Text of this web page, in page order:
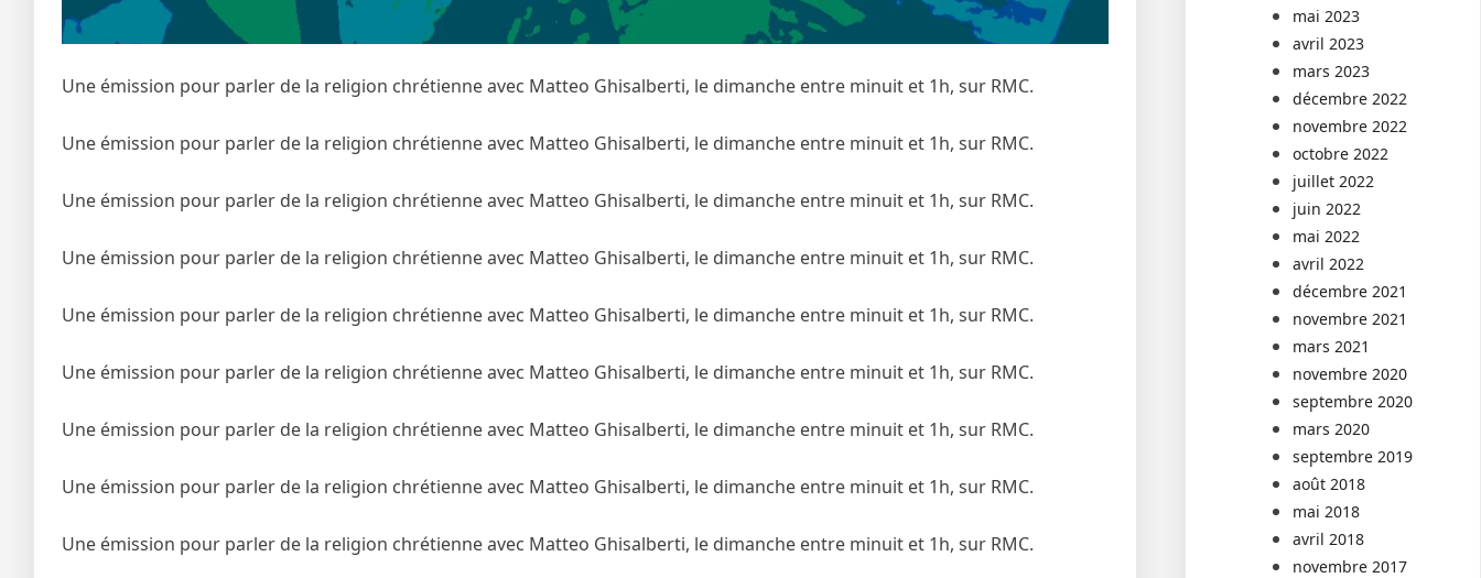
Une émission pour parler de la religion chrétienne avec Matteo Ghisalberti, le dimanche entre minuit et 1h, sur RMC.
Une émission pour parler de la religion chrétienne avec Matteo Ghisalberti, le dimanche entre minuit et 1h, sur RMC.
Une émission pour parler de la religion chrétienne avec Matteo Ghisalberti, le dimanche entre minuit et 1h, sur RMC.
Une émission pour parler de la religion chrétienne avec Matteo Ghisalberti, le dimanche entre minuit et 1h, sur RMC.
Une émission pour parler de la religion chrétienne avec Matteo Ghisalberti, le dimanche entre minuit et 1h, sur RMC.
Une émission pour parler de la religion chrétienne avec Matteo Ghisalberti, le dimanche entre minuit et 1h, sur RMC.
Une émission pour parler de la religion chrétienne avec Matteo Ghisalberti, le dimanche entre minuit et 1h, sur RMC.
Une émission pour parler de la religion chrétienne avec Matteo Ghisalberti, le dimanche entre minuit et 1h, sur RMC.
Une émission pour parler de la religion chrétienne avec Matteo Ghisalberti, le dimanche entre minuit et 1h, sur RMC.
mai 2023
avril 2023
mars 2023
décembre 2022
novembre 2022
octobre 2022
juillet 2022
juin 2022
mai 2022
avril 2022
décembre 2021
novembre 2021
mars 2021
novembre 2020
septembre 2020
mars 2020
septembre 2019
août 2018
mai 2018
avril 2018
novembre 2017